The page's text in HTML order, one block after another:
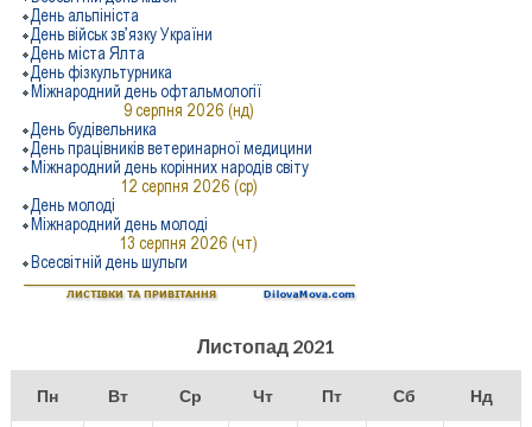
Листопад 2021
Пн Вт Ср Чт Пт Сб Нд